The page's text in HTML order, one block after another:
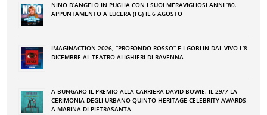
NINO DʼANGELO IN PUGLIA CON I SUOI MERAVIGLIOSI ANNI ʼ80.
APPUNTAMENTO A LUCERA (FG) IL 6 AGOSTO
IMAGINACTION 2026, “PROFONDO ROSSO” E I GOBLIN DAL VIVO L’8
DICEMBRE AL TEATRO ALIGHIERI DI RAVENNA
A BUNGARO IL PREMIO ALLA CARRIERA DAVID BOWIE. IL 29/7 LA
CERIMONIA DEGLI URBANO QUINTO HERITAGE CELEBRITY AWARDS
A MARINA DI PIETRASANTA